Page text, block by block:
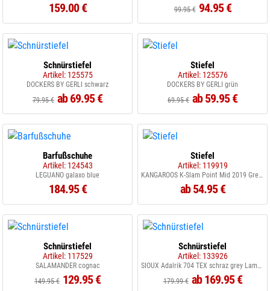
159.00 €
99.95 € 94.95 €
Schnürstiefel
Artikel: 125575
DOCKERS BY GERLI schwarz
79.95 € ab 69.95 €
Stiefel
Artikel: 125576
DOCKERS BY GERLI grün
69.95 € ab 59.95 €
Barfußschuhe
Artikel: 124543
LEGUANO galaxo blue
184.95 €
Stiefel
Artikel: 119919
KANGAROOS K-Slam Point Mid 2019 Grey/Black
ab 54.95 €
Schnürstiefel
Artikel: 117529
SALAMANDER cognac
149.95 € 129.95 €
Schnürstiefel
Artikel: 133926
SIOUX Adalrik 704 TEX schraz grey Lammfell
179.99 € ab 169.95 €